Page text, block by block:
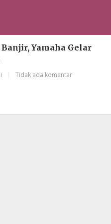
Yamaha Gelar
Tidak ada komentar